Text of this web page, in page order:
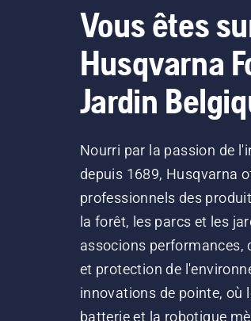
Vous êtes
Husqvarna
Jardin
Nourri par la passion de
depuis 1689, Husqvarna
professionnels des
la forêt, les parcs et les
associons performances,
et protection de
innovations de pointe, où
batterie et la robotique